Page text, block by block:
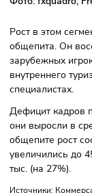
Фото:fxquadro
Рост в этом
общепита. Он